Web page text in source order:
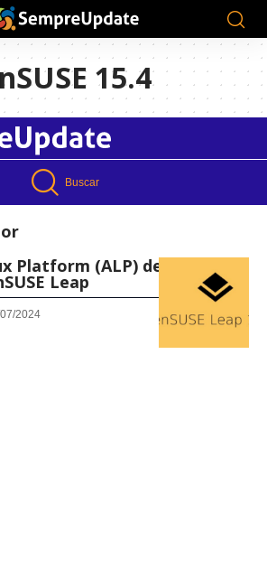
15.4
Buscar
Platform (ALP) deve
Leap
2024